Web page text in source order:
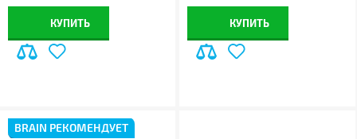
КУПИТЬ КУПИТЬ
BRAIN РЕКОМЕНДУЕТ